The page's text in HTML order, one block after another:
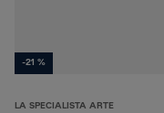
-21 %
LA SPECIALISTA ARTE